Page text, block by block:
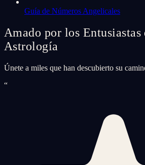
Guía de Números Angelicales
Amado por los Entusiastas
Astrología
Únete a miles que han descubierto su
“